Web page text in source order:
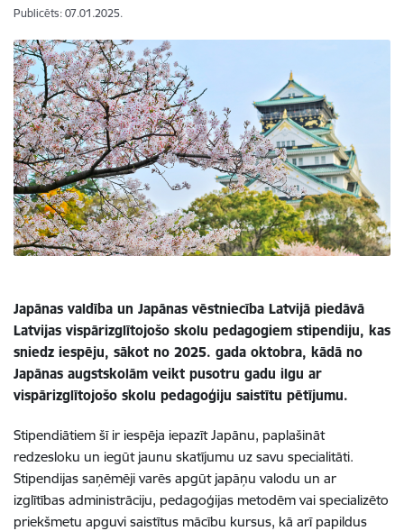
Publicēts: 07.01.2025.
Japānas valdība un Japānas vēstniecība Latvijā piedāvā
Latvijas vispārizglītojošo skolu pedagogiem stipendiju, kas
sniedz iespēju, sākot no 2025. gada oktobra, kādā no
Japānas augstskolām veikt pusotru gadu ilgu ar
vispārizglītojošo skolu pedagoģiju saistītu pētījumu.
Stipendiātiem šī ir iespēja iepazīt Japānu, paplašināt
redzesloku un iegūt jaunu skatījumu uz savu specialitāti.
Stipendijas saņēmēji varēs apgūt japāņu valodu un ar
izglītības administrāciju, pedagoģijas metodēm vai specializēto
priekšmetu apguvi saistītus mācību kursus, kā arī papildus